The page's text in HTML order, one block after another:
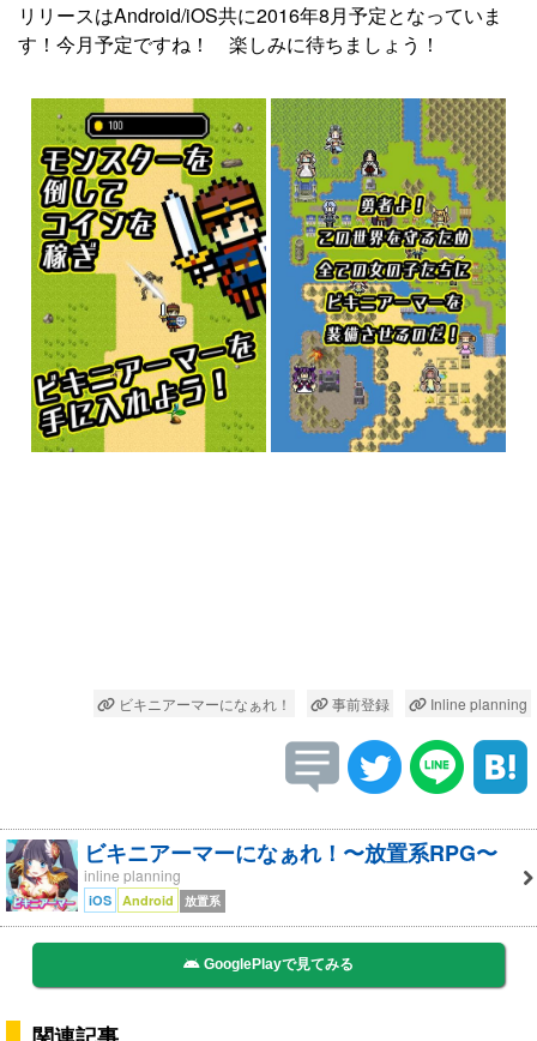
リリースはAndroid/iOS共に2016年8月予定となっていま
す！今月予定ですね！ 楽しみに待ちましょう！
ビキニアーマーになぁれ！ 事前登録 Inline planning
ビキニアーマーになぁれ！〜放置系RPG〜
inline planning
iOS Android 放置系
GooglePlayで見てみる